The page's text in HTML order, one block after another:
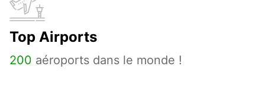
Top Airports
200 aéroports dans le monde !